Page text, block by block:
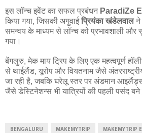
इस लॉन्च इवेंट का सफल प्रबंधन ParadiZe
किया गया, जिसकी अगुवाईप्रियंका खंडेलवालने
समन्वय के माध्यम से लॉन्च को प्रभावशाली
गया।
बेंगलुरु, मेक माय ट्रिप के लिए एक महत्वपूर्ण
से थाईलैंड, यूरोप और वियतनाम जैसे
जा रही है, जबकि घरेलू स्तर पर अंडमान
जैसे डेस्टिनेशन्स भी यात्रियों की पहली पसंद बने
BENGALURU MAKEMYTRIP MAKEMYTRIP